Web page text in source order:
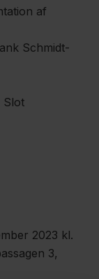
af
Schmidt-
Slot
2023 kl.
3,